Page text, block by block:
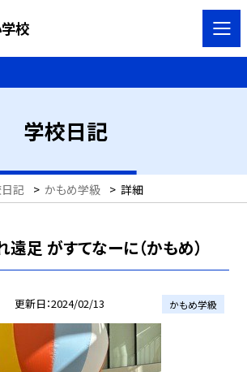
校
学校日記
記 > かもめ学級 > 詳細
遠足 がすてなーに（かもめ）
更新日 2024/02/13 かもめ学級